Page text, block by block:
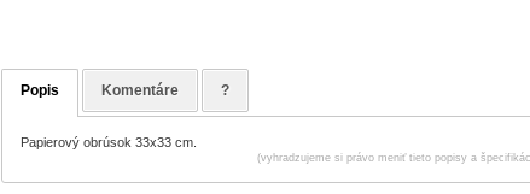
Popis Komentáre ?
Papierový obrúsok 33x33 cm.
(vyhradzujeme si právo meniť tieto popisy a